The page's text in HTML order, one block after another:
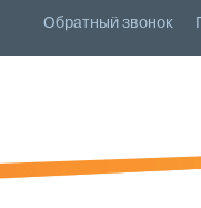
Обратный звонок